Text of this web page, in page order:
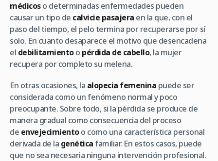
médicoso determinadas enfermedades pueden
causar un tipo de calvicie pasajera en la que, con el
paso del tiempo, el pelo termina por recuperarse por sí
solo. En cuanto desaparece el motivo que desencadena
el debilitamientoo pérdida de cabello, la mujer
recupera por completo su melena.
En otras ocasiones, la alopecia femenina puede ser
considerada como un fenómeno normal y poco
preocupante. Sobre todo, si la pérdida se produce de
manera gradual como consecuencia del proceso
de envejecimientoo como una característica personal
derivada de la genética familiar. En estos casos, puede
que no sea necesaria ninguna intervención profesional.